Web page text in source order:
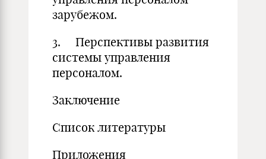
зарубежом.
3. Перспективы развития
системы управления
персоналом.
Заключение
Список литературы
Приложения